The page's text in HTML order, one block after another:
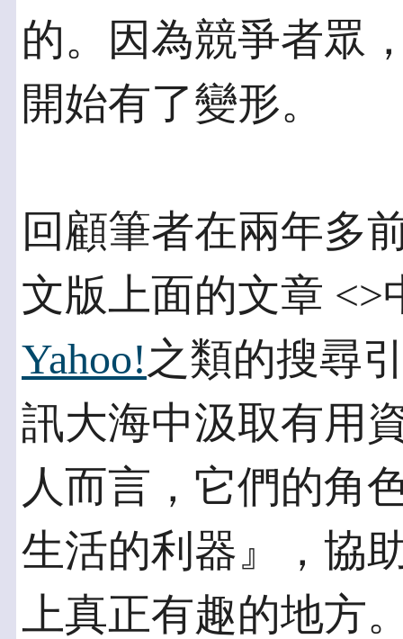
的。因為競爭者眾
開始有了變形。
回顧筆者在兩年多
文版上面的文章 <>
Yahoo!之類的搜尋
訊大海中汲取有用
人而言，它們的角
生活的利器』，協
上真正有趣的地方